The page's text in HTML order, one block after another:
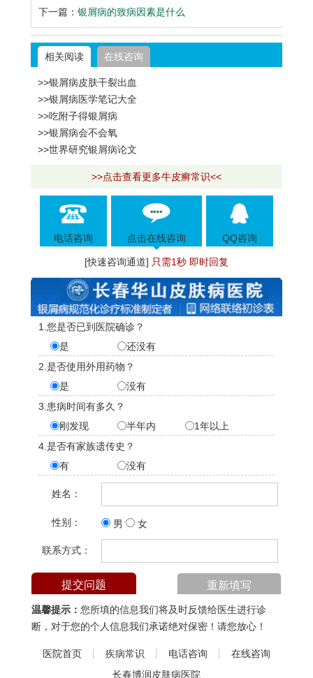
下一篇： 银屑病的致病因素是什么
相关阅读 在线咨询
>>银屑病皮肤干裂出血
>>银屑病医学笔记大全
>>吃附子得银屑病
>>银屑病会不会氧
>>世界研究银屑病论文
>>点击查看更多牛皮癣常识<<
电话咨询 点击在线咨询 QQ咨询
[快速咨询通道] 只需1秒 即时回复
1.您是否已到医院确诊？
是
还没有
2.是否使用外用药物？
是
没有
3.患病时间有多久？
刚发现
半年内
1年以上
4.是否有家族遗传史？
有
没有
姓名：
性别： 男 女
联系方式：
温馨提示： 您所填的信息我们将及时反馈给医生进行诊
断，对于您的个人信息我们承诺绝对保密！请您放心！
医院首页 疾病常识 电话咨询
在线咨询
长春博润皮肤病医院